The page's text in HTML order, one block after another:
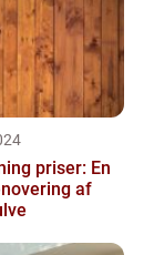
priser: En
af